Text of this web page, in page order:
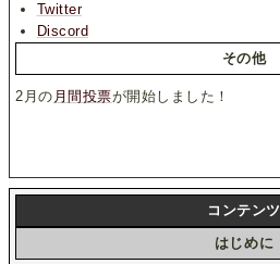
Twitter
Discord
その他
2月の 月間投票が開始しました！
コンテンツ
はじめに